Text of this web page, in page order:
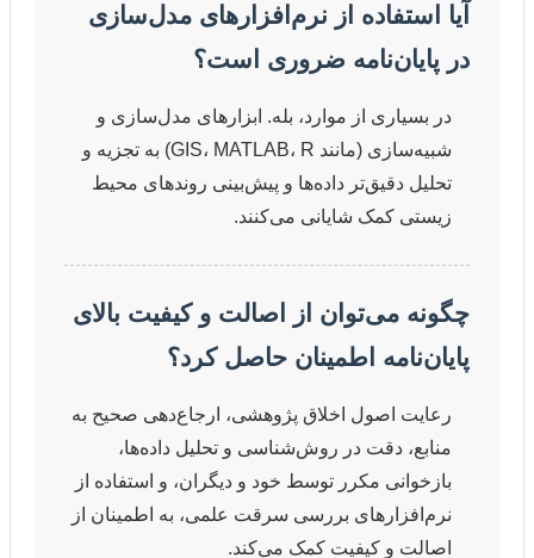
آیا استفاده از نرم‌افزارهای مدل‌سازی
در پایان‌نامه ضروری است؟
در بسیاری از موارد، بله. ابزارهای مدل‌سازی و
شبیه‌سازی (مانند GIS، MATLAB، R) به تجزیه و
تحلیل دقیق‌تر داده‌ها و پیش‌بینی روندهای محیط
زیستی کمک شایانی می‌کنند.
چگونه می‌توان از اصالت و کیفیت بالای
پایان‌نامه اطمینان حاصل کرد؟
رعایت اصول اخلاق پژوهشی، ارجاع‌دهی صحیح به
منابع، دقت در روش‌شناسی و تحلیل داده‌ها،
بازخوانی مکرر توسط خود و دیگران، و استفاده از
نرم‌افزارهای بررسی سرقت علمی، به اطمینان از
اصالت و کیفیت کمک می‌کند.